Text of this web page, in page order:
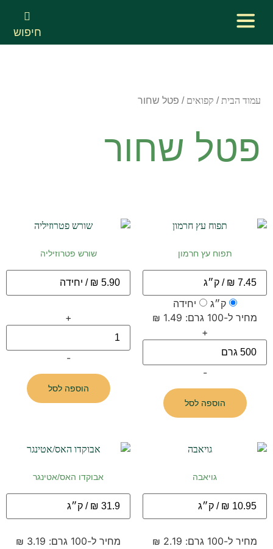
חיפוש
עמוד הבית / קפואים / פטל שחור
פטל שחור
תפוח עץ חרמון
ק״ג יחידה
מחיר ל-100 גרם: 1.49 ₪
+
-
הוספה לסל
שורש פטרוזיליה
+
-
הוספה לסל
גויאבה
מחיר ל-100 גרם: 2.19 ₪
אבוקדו האס/אטינגר
מחיר ל-100 גרם: 3.19 ₪